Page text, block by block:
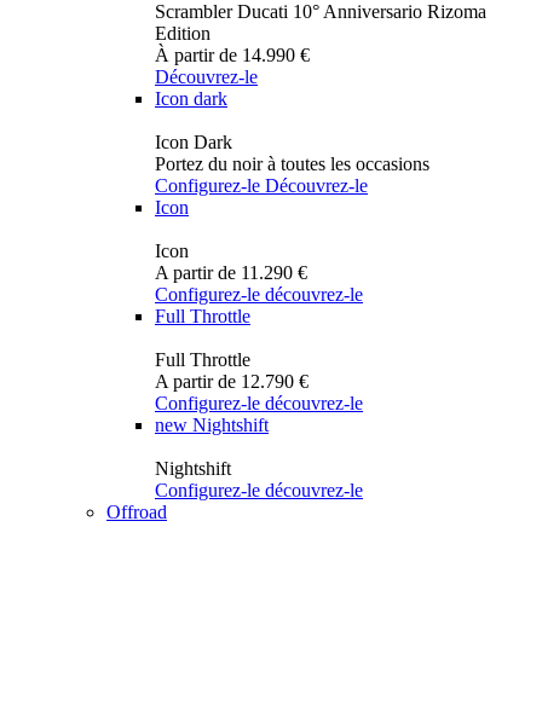
Scrambler Ducati 10° Anniversario Rizoma
Edition
À partir de 14.990 €
Découvrez-le
Icon dark
Icon Dark
Portez du noir à toutes les occasions
Configurez-le Découvrez-le
Icon
Icon
A partir de 11.290 €
Configurez-le découvrez-le
Full Throttle
Full Throttle
A partir de 12.790 €
Configurez-le découvrez-le
new Nightshift
Nightshift
Configurez-le découvrez-le
Offroad